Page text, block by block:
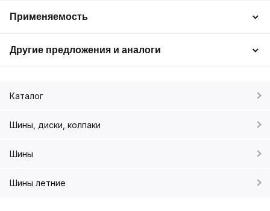
Применяемость
Другие предложения и аналоги
Каталог
Шины, диски, колпаки
Шины
Шины летние